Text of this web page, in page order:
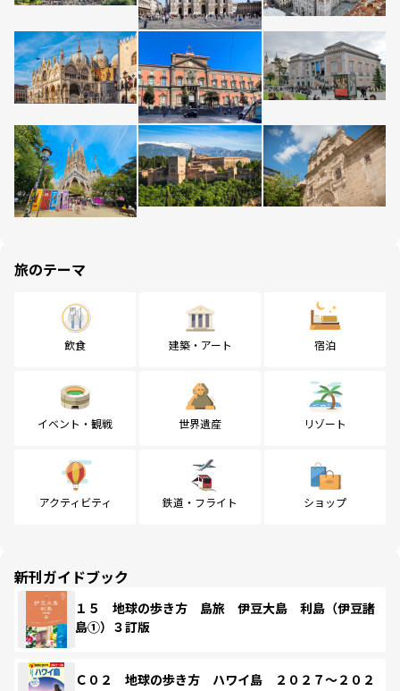
旅のテーマ
飲食 建築・アート 宿泊
イベント・観戦 世界遺産 リゾート
アクティビティ 鉄道・フライト ショップ
新刊ガイドブック
１５ 地球の歩き方 島旅 伊豆大島 利島（伊豆諸
島①）３訂版
Ｃ０２ 地球の歩き方 ハワイ島 ２０２７～２０２